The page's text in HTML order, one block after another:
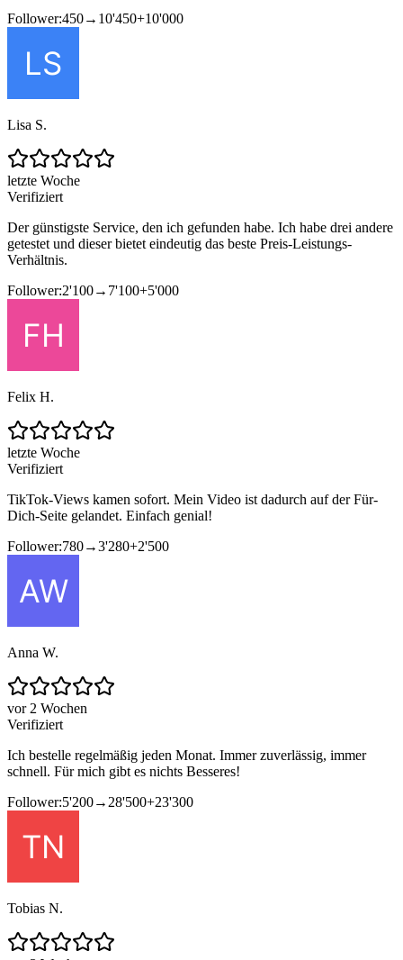
Follower:450→ 10'450+10'000
Lisa S.
letzte Woche
Verifiziert
Der günstigste Service, den ich gefunden habe. Ich habe drei andere
getestet und dieser bietet eindeutig das beste Preis-Leistungs-
Verhältnis.
Follower:2'100→ 7'100+5'000
Felix H.
letzte Woche
Verifiziert
TikTok-Views kamen sofort. Mein Video ist dadurch auf der Für-
Dich-Seite gelandet. Einfach genial!
Follower:780→3'280+2'500
Anna W.
vor 2 Wochen
Verifiziert
Ich bestelle regelmäßig jeden Monat. Immer zuverlässig, immer
schnell. Für mich gibt es nichts Besseres!
Follower:5'200→ 28'500+23'300
Tobias N.